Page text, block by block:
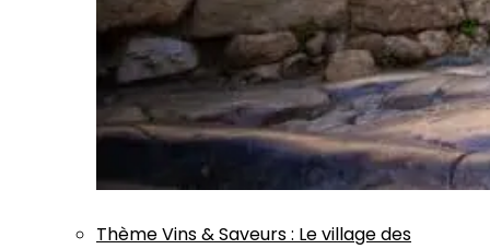
ThèmeVins & Saveurs: Le village des